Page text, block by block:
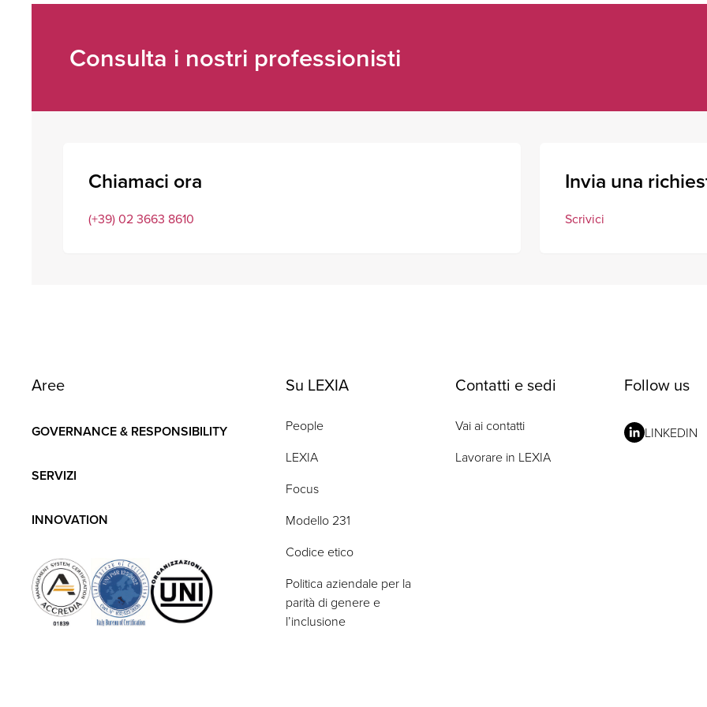
Consulta i nostri professionisti
Chiamaci ora
(+39) 02 3663 8610
Invia una
Scrivici
Aree
GOVERNANCE & RESPONSIBILITY
SERVIZI
INNOVATION
Su LEXIA
People
LEXIA
Focus
Modello 231
Codice etico
Politica aziendale per la
parità di genere e
l’inclusione
Contatti e sedi
Vai ai contatti
Lavorare in LEXIA
Follow us
LINKEDIN